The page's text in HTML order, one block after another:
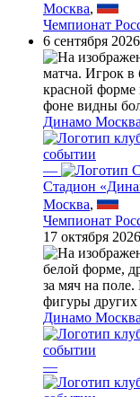
Москва,
Чемпионат
6 сентября 2026
Динамо Москва
—
Стадион
Москва,
Чемпионат
17 октября 2026
Динамо Москва
—